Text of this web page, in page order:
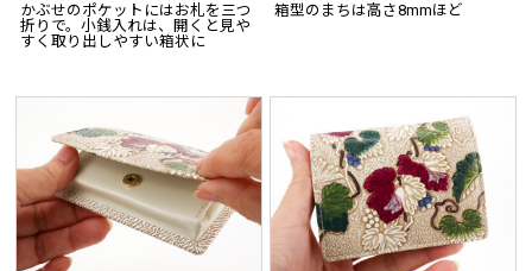
かぶせのポケットにはお札を三つ
折りで。小銭入れは、開くと見や
すく取り出しやすい箱状に
箱型のまちは高さ8mmほど